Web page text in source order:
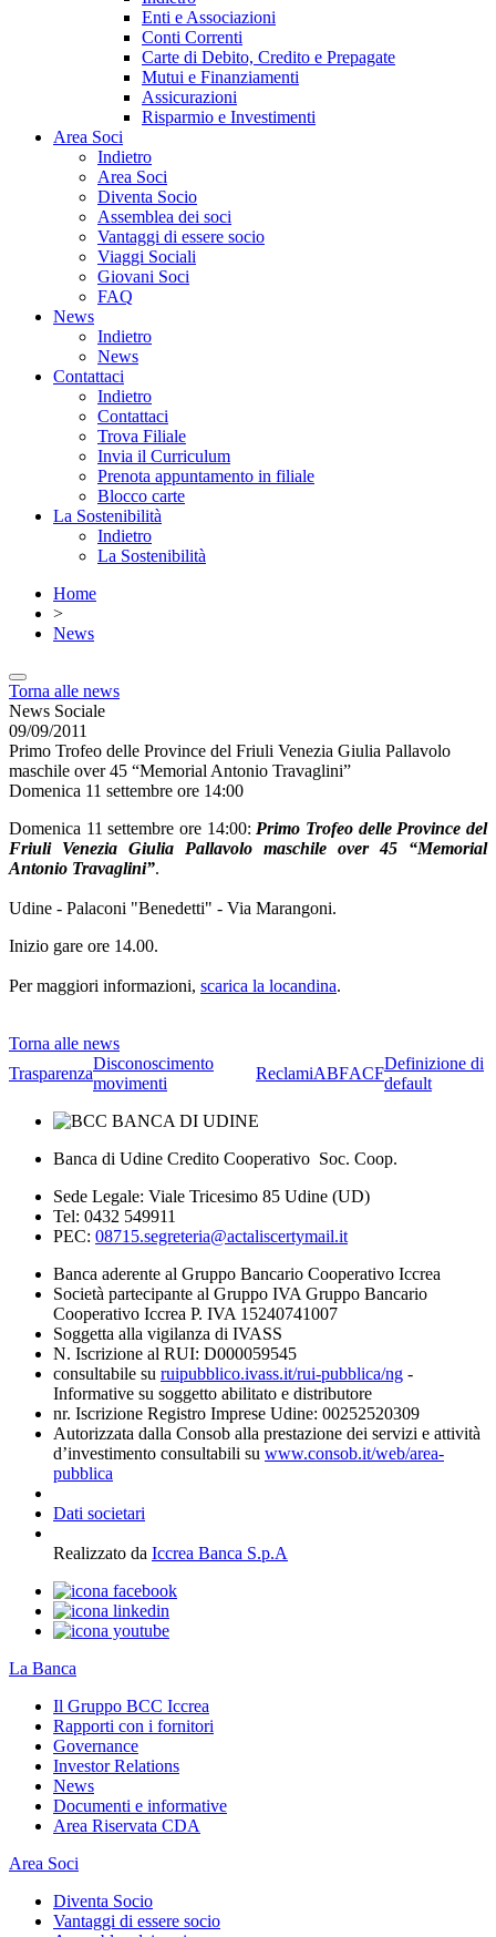
Enti e Associazioni
Conti Correnti
Carte di Debito, Credito e Prepagate
Mutui e Finanziamenti
Assicurazioni
Risparmio e Investimenti
Area Soci
Indietro
Area Soci
Diventa Socio
Assemblea dei soci
Vantaggi di essere socio
Viaggi Sociali
Giovani Soci
FAQ
News
Indietro
News
Contattaci
Indietro
Contattaci
Trova Filiale
Invia il Curriculum
Prenota appuntamento in filiale
Blocco carte
La Sostenibilità
Indietro
La Sostenibilità
Home
>
News
Torna alle news
News Sociale
09/09/2011
Primo Trofeo delle Province del Friuli Venezia Giulia Pallavolo
maschile over 45 “Memorial Antonio Travaglini”
Domenica 11 settembre ore 14:00
Domenica 11 settembre ore 14:00: Primo Trofeo delle Province del
Friuli Venezia Giulia Pallavolo maschile over 45 “Memorial
Antonio Travaglini”.
Udine - Palaconi "Benedetti" - Via Marangoni.
Inizio gare ore 14.00.
Per maggiori informazioni, scarica la locandina.
Torna alle news
Trasparenza
Disconoscimento
movimenti
ReclamiABFACF
Definizione di
default
Banca di Udine Credito Cooperativo Soc. Coop.
Sede Legale: Viale Tricesimo 85 Udine (UD)
Tel: 0432 549911
PEC: 08715.segreteria@actaliscertymail.it
Banca aderente al Gruppo Bancario Cooperativo Iccrea
Società partecipante al Gruppo IVA Gruppo Bancario
Cooperativo Iccrea P. IVA 15240741007
Soggetta alla vigilanza di IVASS
N. Iscrizione al RUI: D000059545
consultabile su ruipubblico.ivass.it/rui-pubblica/ng -
Informative su soggetto abilitato e distributore
nr. Iscrizione Registro Imprese Udine: 00252520309
Autorizzata dalla Consob alla prestazione dei servizi e attività
d’investimento consultabili su www.consob.it/web/area-
pubblica
Dati societari
Realizzato da Iccrea Banca S.p.A
La Banca
Il Gruppo BCC Iccrea
Rapporti con i fornitori
Governance
Investor Relations
News
Documenti e informative
Area Riservata CDA
Area Soci
Diventa Socio
Vantaggi di essere socio